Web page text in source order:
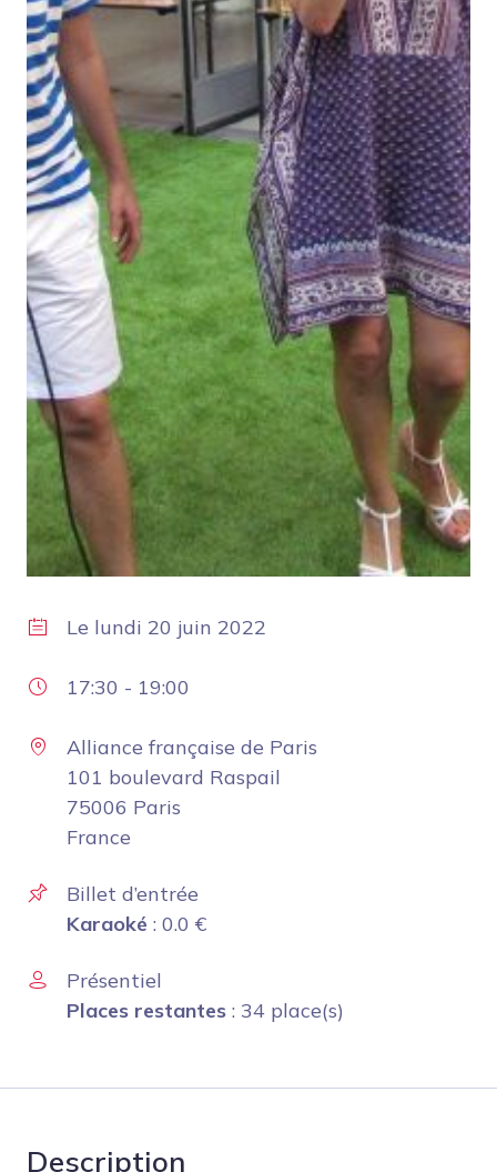
Le lundi 20 juin 2022
17:30 - 19:00
Alliance française de Paris
101 boulevard Raspail
75006 Paris
France
Billet d’entrée
Karaoké : 0.0 €
Présentiel
Places restantes : 34 place(s)
Description